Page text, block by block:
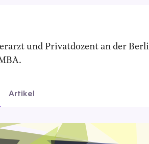
und Privatdozent an der
Artikel